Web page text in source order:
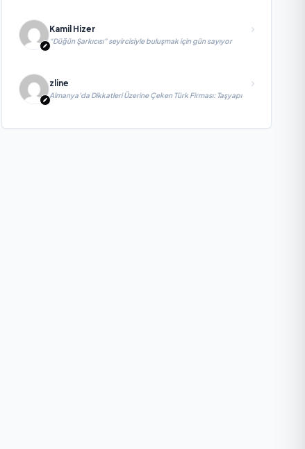
Kamil Hizer
“Düğün Şarkıcısı” seyircisiyle buluşmak için gün sayıyor
zline
Almanya’da Dikkatleri Üzerine Çeken Türk Firması: Taşyapı